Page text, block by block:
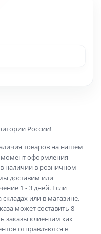
России!
товаров на нашем
момент оформления
наличии в розничном
доставим или
1 - 3 дней. Если
или в магазине,
может составить 8
заказы клиентам как
отправляются в